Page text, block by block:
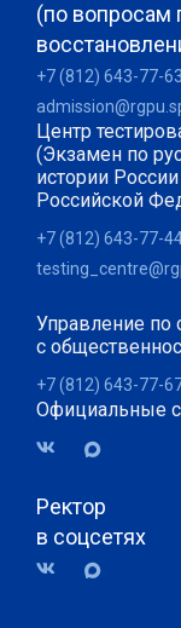
(по вопросам
+7 (812) 643-77-63
Центр
(Экзамен по
истории
Российской
+7 (812) 643-77-
Управление по
с
+7 (812) 643-77-
Официальные
Ректор
в соцсетях